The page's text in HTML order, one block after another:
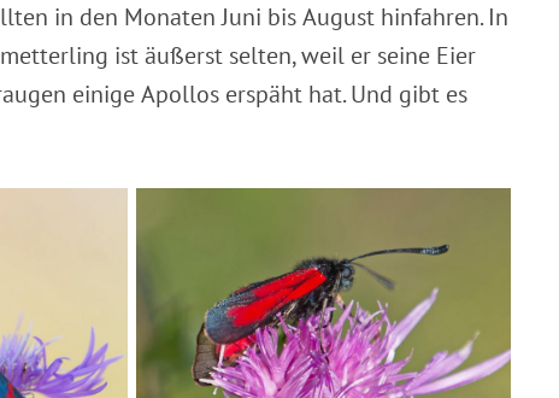
in den Monaten Juni bis August hinfahren. In
ist äußerst selten, weil er seine Eier
einige Apollos erspäht hat. Und gibt es